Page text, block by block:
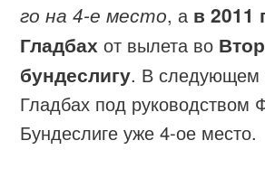
го на 4-е место, а в 2011
Гладбах от вылета во
бундеслигу. В следующем
Гладбах под руководством
Бундеслиге уже 4-ое место.